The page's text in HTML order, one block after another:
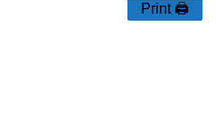
Print 🖨